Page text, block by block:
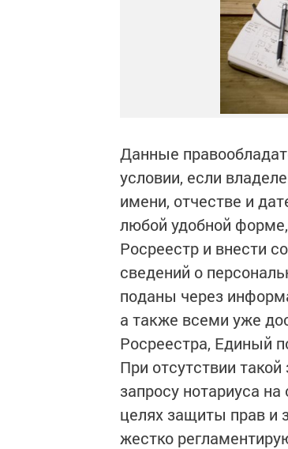
Данные
условии, если
имени, отчестве и
любой удобной
Росреестр и внести
сведений о
поданы через
а также всеми уже
Росреестра, Единый
При отсутствии
запросу нотариуса
целях защиты прав и
жестко